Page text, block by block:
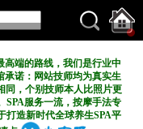
高端的路线，我们是行业中
承诺：网站技师均为真实生
同，个别技师本人比照片更
SPA服务一流，按摩手法专
打造新时代全球养生SPA平